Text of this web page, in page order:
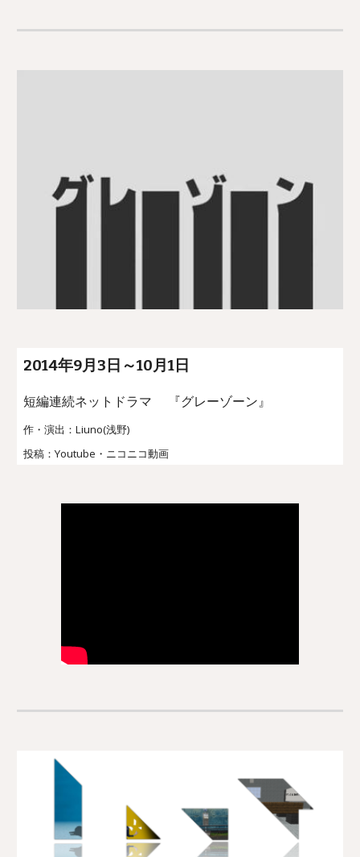
2014年9月3 日～10月1日
短編連続ネット ドラマ 『グレーゾーン』
作・演出：Liuno(浅野)
投稿：Youtube・ニコニコ動画